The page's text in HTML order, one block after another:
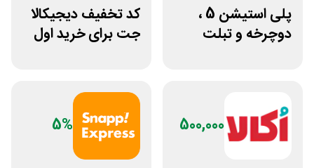
پلی استیشن 5 ،
دوچرخه و تبلت
کد تخفیف دیجیکالا
جت برای خرید اول
500,000
5%